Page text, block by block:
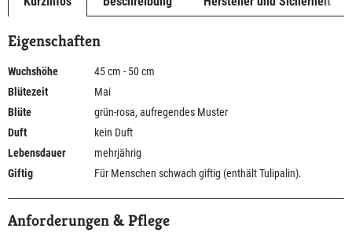
Eigenschaften
Wuchshöhe
45 cm - 50 cm
Blütezeit
Mai
Blüte
grün-rosa, aufregendes Muster
Duft
kein Duft
Lebensdauer
mehrjährig
Giftig
Für Menschen schwach giftig (enthält Tulipalin).
Anforderungen & Pflege